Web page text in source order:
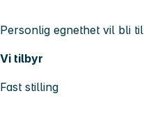
Personlig egnethet vil bli
Vi tilbyr
Fast stilling